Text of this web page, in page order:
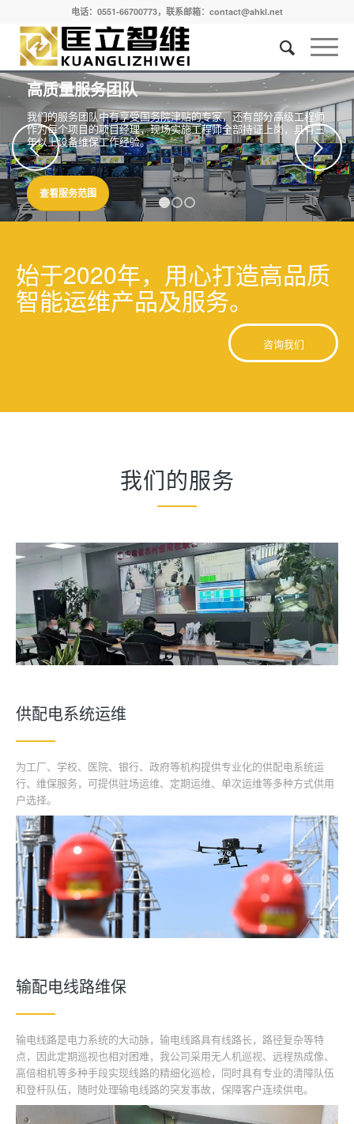
电话：0551-66700773，联系邮箱：contact@ahkl.net
高质量服务团队
我们的服务团队中有享受国务院津贴的专家，还有部分高级工程师
作为每个项目的项目经理，现场实施工程师全部持证上岗，具有三
年以上设备维保工作经验。
查看服务范围
下一页
始于2020年，用心打造高品质
智能运维产品及服务。
咨询我们
我们的服务
供配电系统运维
为工厂、学校、医院、银行、政府等机构提供专业化的供配电系统运
行、维保服务，可提供驻场运维、定期运维、单次运维等多种方式供用
户选择。
输配电线路维保
输电线路是电力系统的大动脉，输电线路具有线路长，路径复杂等特
点，因此定期巡视也相对困难，我公司采用无人机巡视、远程热成像、
高倍相机等多种手段实现线路的精细化巡检，同时具有专业的清障队伍
和登杆队伍，随时处理输电线路的突发事故，保障客户连续供电。